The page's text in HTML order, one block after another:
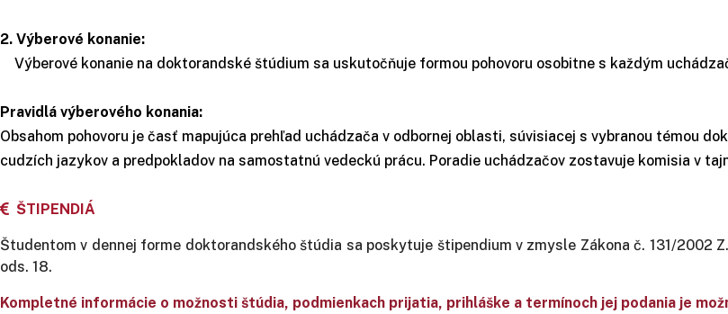
2. Výberové konanie:
Výberové konanie na doktorandské štúdium sa uskutočňuje formou pohovoru osobitne s každým
Pravidlá výberového konania:
Obsahom pohovoru je časť mapujúca prehľad uchádzača v odbornej oblasti, súvisiacej s vybranou témou
cudzích jazykov a predpokladov na samostatnú vedeckú prácu. Poradie uchádzačov zostavuje komisia v
ŠTIPENDIÁ
Študentom v dennej forme doktorandského štúdia sa poskytuje štipendium v zmysle Zákona č. 131/2002
ods. 18.
Kompletné informácie o možnosti štúdia, podmienkach prijatia, prihláške a termínoch jej podania je